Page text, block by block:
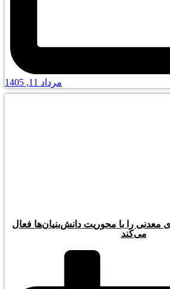
مرداد 11, 1405
را با محوریت دانش‌بنیان‌ها فعال
می‌کند